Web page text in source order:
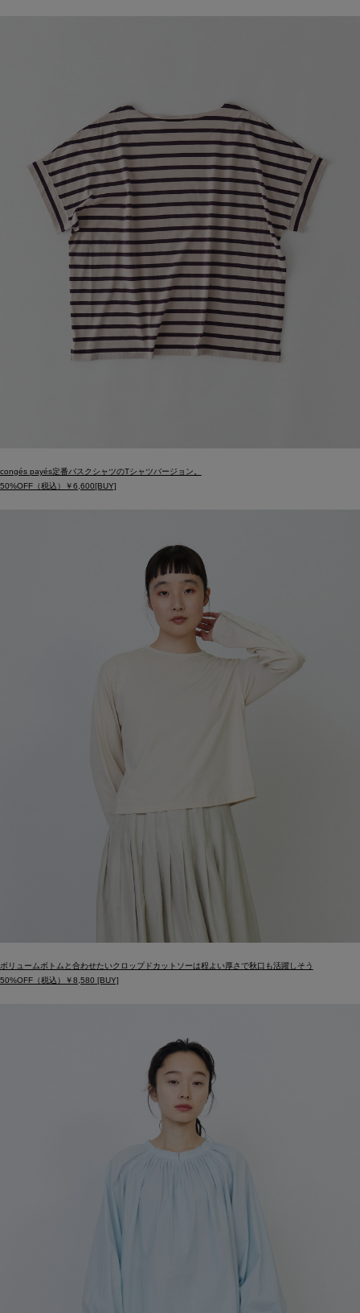
congés payés定番バスクシャツのTシャツバージョン。
50%OFF（税込）￥6,600[BUY]
ボリュームボトムと合わせたいクロップドカットソーは程よい厚さで秋口も活躍しそう
50%OFF（税込）￥8,580 [BUY]